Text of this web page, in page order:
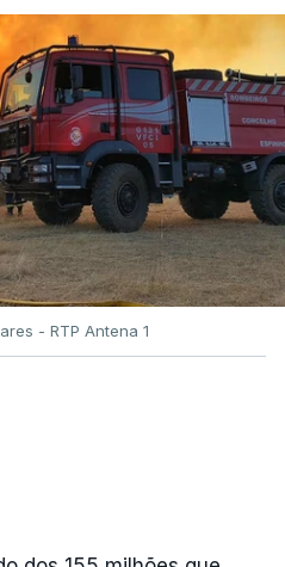
- RTP Antena 1